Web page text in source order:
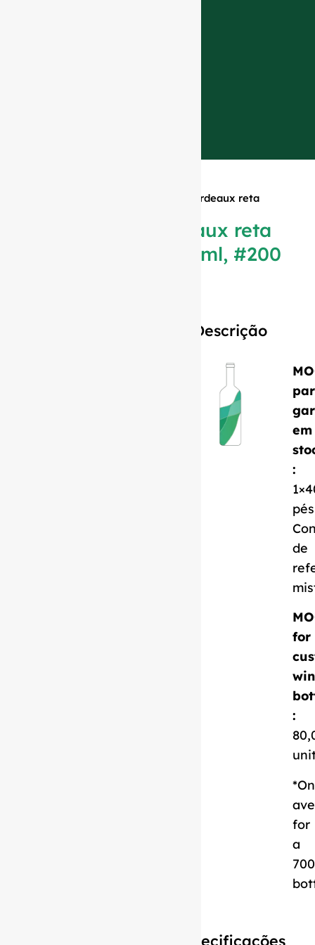
Garrafa de Bordeaux reta
Garrafa de Bordeaux reta
verde antigo, 250 ml, #200
Descrição
em
:
pés
de
for
:
*On
for
a
Especificações